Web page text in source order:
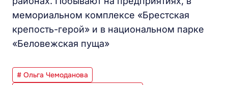
мемориальном комплексе «Брестская
крепость-герой» и в национальном парке
«Беловежская пуща»
# Ольга Чемоданова